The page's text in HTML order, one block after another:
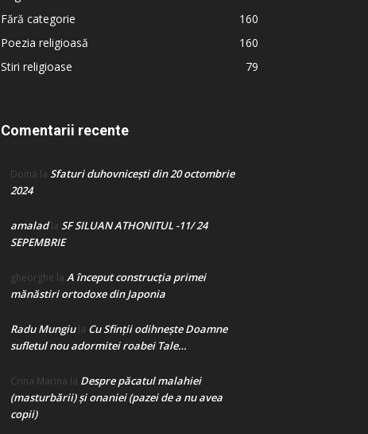
Fără categorie
160
Poezia religioasă
160
Stiri religioase
79
Comentarii recente
Doina la Sfaturi duhovnicești din 20 octombrie
2024
amaladla SF SILUAN ATHONITUL -11/ 24
SEPEMBRIE
gheorghe la A început construcţia primei
mănăstiri ortodoxe din Japonia
Radu Mungiula Cu Sfinții odihnește Doamne
sufletul nou adormitei roabei Tale…
Crina Marina la Despre păcatul malahiei
(masturbării) şi onaniei (pazei de a nu avea
copii)